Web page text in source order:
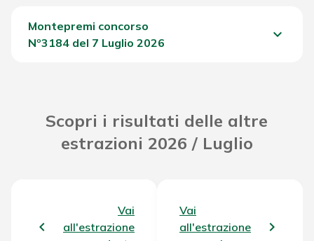
Montepremi concorso
Nº3184 del 7 Luglio 2026
keyboard_arrow_down
Scopri i risultati delle altre
estrazioni 2026 / Luglio
Vai
all'estrazione
Vai
all'estrazione